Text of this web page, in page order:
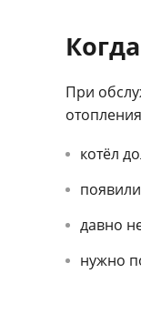
При
котёл
давно
нужно